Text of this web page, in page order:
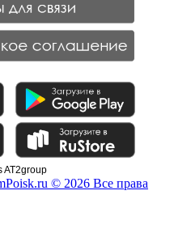
AT2group
© 2026 Все права